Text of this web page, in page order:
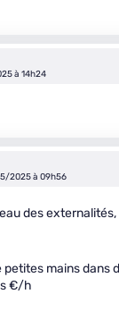
à 14h24
2025 à 09h56
des
petites mains dans
€/h